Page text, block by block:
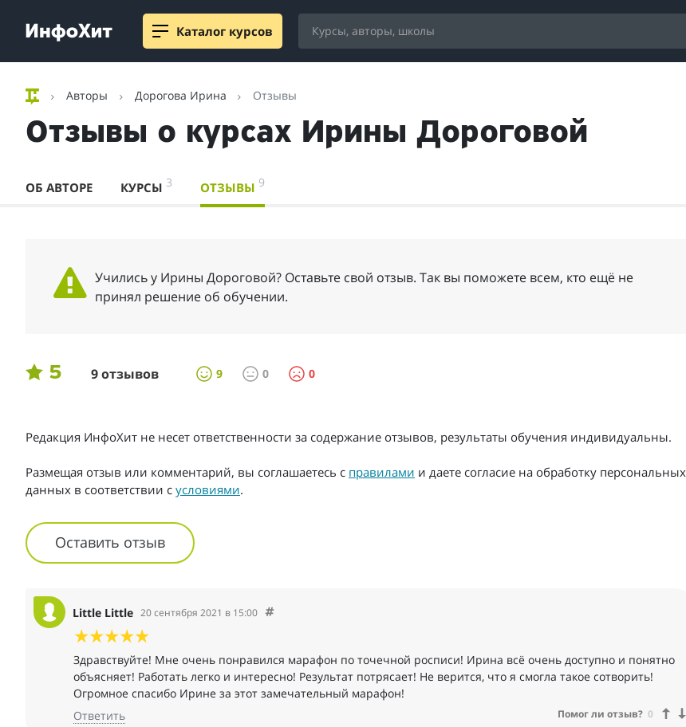
Каталог курсов
Авторы Дорогова Ирина Отзывы
Отзывы о курсах Ирины Дороговой
ОБ АВТОРЕ КУРСЫ 3 ОТЗЫВЫ 9
Учились у Ирины Дороговой? Оставьте свой отзыв. Так вы поможете всем, кто ещё не
принял решение об обучении.
5 9 отзывов 9 0 0
Редакция ИнфоХит не несет ответственности за содержание отзывов, результаты обучения индивидуальны.
Размещая отзыв или комментарий, вы соглашаетесь с правилами и даете согласие на обработку персональных
данных в соответствии с условиями.
Оставить отзыв
Little Little 20 сентября 2021 в 15:00
Здравствуйте! Мне очень понравился марафон по точечной росписи! Ирина всё очень доступно и понятно
объясняет! Работать легко и интересно! Результат потрясает! Не верится, что я смогла такое сотворить!
Огромное спасибо Ирине за этот замечательный марафон!
Ответить
Помог ли отзыв? 0